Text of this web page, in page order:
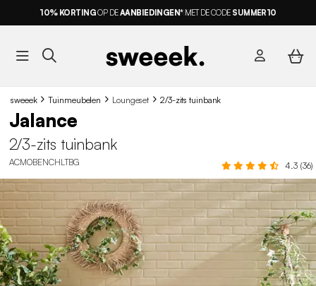
10% KORTINGOP DEAANBIEDINGEN*MET DE CODE SUMMER10
sweeek Tuinmeubelen Loungeset 2/3-zits tuinbank
Jalance
2/3-zits tuinbank
ACMOBENCHLTBG 4.3 (36)